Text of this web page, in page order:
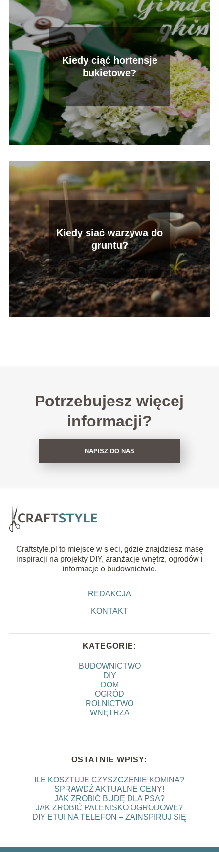
Kiedy ciąć hortensje
bukietowe?
Kiedy siać warzywa do
gruntu?
Potrzebujesz więcej
informacji?
NAPISZ DO NAS
Craftstyle.pl to miejsce w sieci, gdzie znajdziesz masę
inspiracji na projekty DIY, aranżacje wnętrz, ogrodów i
informacje o budownictwie.
REDAKCJA
KONTAKT
KATEGORIE:
BUDOWNICTWO
DIY
DOM
OGRÓD
ROLNICTWO
WNĘTRZA
OSTATNIE WPISY:
ILE KOSZTUJE CZYSZCZENIE KOMINA?
SPRAWDŹ AKTUALNE CENY!
JAK ZROBIĆ BUDĘ DLA PSA?
JAK ZROBIĆ PALENISKO OGRODOWE?
DIY ETUI NA TELEFON – ZAINSPIRUJ SIĘ